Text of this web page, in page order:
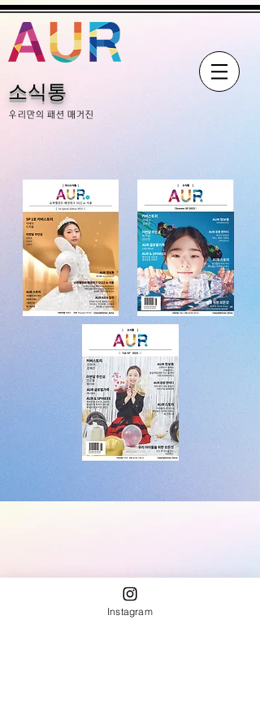
소식통
​우리만의 패션 매거진
Instagram